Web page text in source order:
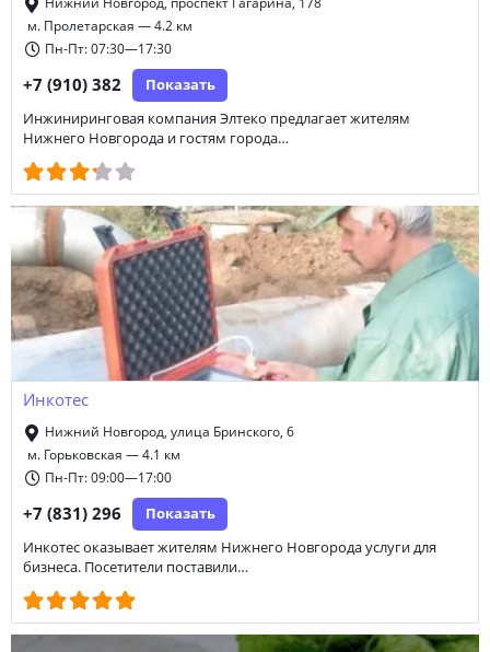
Нижний Новгород, проспект Гагарина, 178
м. Пролетарская — 4.2 км
Пн-Пт: 07:30—17:30
+7 (910) 382 Показать
Инжиниринговая компания Элтеко предлагает жителям
Нижнего Новгорода и гостям города…
Инкотес
Нижний Новгород, улица Бринского, 6
м. Горьковская — 4.1 км
Пн-Пт: 09:00—17:00
+7 (831) 296 Показать
Инкотес оказывает жителям Нижнего Новгорода услуги для
бизнеса. Посетители поставили…